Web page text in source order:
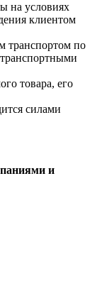
на условиях
клиентом
транспортом по
товара, его
силами
и